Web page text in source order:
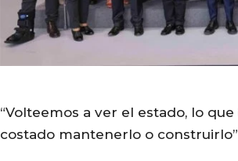
“Volteemos a ver el estado, lo
costado mantenerlo o